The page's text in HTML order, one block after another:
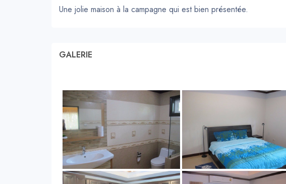
Une jolie maison à la campagne qui est bien présentée.
GALERIE